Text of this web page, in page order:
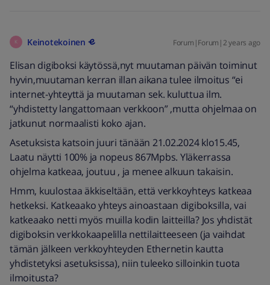
K Keinotekoinen Forum|Forum|2 years ago
Elisan digiboksi käytössä,nyt muutaman päivän toiminut
hyvin,muutaman kerran illan aikana tulee ilmoitus “ei
internet-yhteyttä ja muutaman sek. kuluttua ilm.
“yhdistetty langattomaan verkkoon” ,mutta ohjelmaa on
jatkunut normaalisti koko ajan.
Asetuksista katsoin juuri tänään 21.02.2024 klo15.45,
Laatu näytti 100% ja nopeus 867Mpbs. Yläkerrassa
ohjelma katkeaa, joutuu , ja menee alkuun takaisin.
Hmm, kuulostaa äkkiseltään, että verkkoyhteys katkeaa
hetkeksi. Katkeaako yhteys ainoastaan digiboksilla, vai
katkeaako netti myös muilla kodin laitteilla? Jos yhdistät
digiboksin verkkokaapelilla nettilaitteeseen (ja vaihdat
tämän jälkeen verkkoyhteyden Ethernetin kautta
yhdistetyksi asetuksissa), niin tuleeko silloinkin tuota
ilmoitusta?